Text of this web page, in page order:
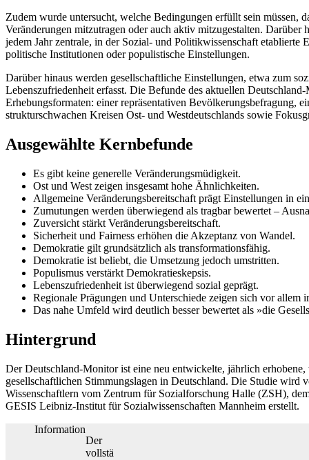
Zudem wurde untersucht, welche Bedingungen erfüllt sein müssen,
Veränderungen mitzutragen oder auch aktiv mitzugestalten.
jedem Jahr zentrale, in der Sozial- und Politikwissenschaft
politische Institutionen oder populistische Einstellungen.
Darüber hinaus werden gesellschaftliche Einstellungen, etwa zum
Lebenszufriedenheit erfasst. Die Befunde des aktuellen
Erhebungsformaten: einer repräsentativen Bevölkerungsbefragung,
strukturschwachen Kreisen Ost- und Westdeutschlands sowie
Ausgewählte Kernbefunde
Es gibt keine generelle Veränderungsmüdigkeit.
Ost und West zeigen insgesamt hohe Ähnlichkeiten.
Allgemeine Veränderungsbereitschaft prägt Einstellungen in
Zumutungen werden überwiegend als tragbar bewertet –
Zuversicht stärkt Veränderungsbereitschaft.
Sicherheit und Fairness erhöhen die Akzeptanz von Wandel.
Demokratie gilt grundsätzlich als transformationsfähig.
Demokratie ist beliebt, die Umsetzung jedoch umstritten.
Populismus verstärkt Demokratieskepsis.
Lebenszufriedenheit ist überwiegend sozial geprägt.
Regionale Prägungen und Unterschiede zeigen sich vor allem
Das nahe Umfeld wird deutlich besser bewertet als »die
Hintergrund
Der Deutschland-Monitor ist eine neu entwickelte, jährlich
gesellschaftlichen Stimmungslagen in Deutschland. Die Studie wird
Wissenschaftlern vom Zentrum für Sozialforschung Halle (ZSH),
GESIS Leibniz-Institut für Sozialwissenschaften Mannheim erstellt.
Information
Der
vollstä